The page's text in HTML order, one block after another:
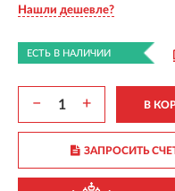
Нашли дешевле?
ЕСТЬ В НАЛИЧИИ
− + В
ЗАПРОСИТЬ